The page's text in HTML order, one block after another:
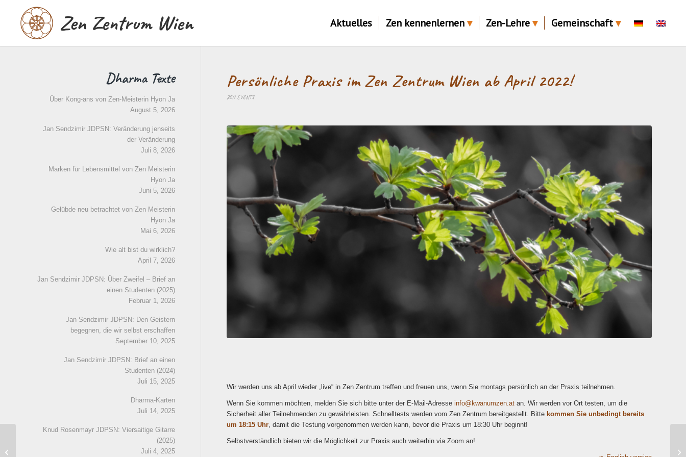
Zen Zentrum Wien Aktuelles Zen kennenlernen Zen-Lehre Gemeinschaft
Persönliche Praxis im Zen Zentrum Wien ab April 2022!
ZEN EVENTS
Wir werden uns ab April wieder „live“ in Zen Zentrum treffen und freuen uns, wenn Sie montags persönlich an der Praxis teilnehmen.
Wenn Sie kommen möchten, melden Sie sich bitte unter der E-Mail-Adresse ta.ne
zmuna
wk@of
ni
an. Wir werden vor Ort testen, um die
Sicherheit aller Teilnehmenden zu gewährleisten. Schnelltests werden vom Zen Zentrum bereitgestellt. Bitte kommen Sie unbedingt bereits
um 18:15 Uhr, damit die Testung vorgenommen werden kann, bevor die Praxis um 18:30 Uhr beginnt!
Selbstverständlich bieten wir die Möglichkeit zur Praxis auch weiterhin via Zoom an!
Dharma Texte
Über Kong-ans von Zen-Meisterin Hyon Ja
August 5, 2026
Jan Sendzimir JDPSN: Veränderung jenseits
der Veränderung
Juli 8, 2026
Marken für Lebensmittel von Zen Meisterin
Hyon Ja
Juni 5, 2026
Gelübde neu betrachtet von Zen Meisterin
Hyon Ja
Mai 6, 2026
Wie alt bist du wirklich?
April 7, 2026
Jan Sendzimir JDPSN: Über Zweifel – Brief an
einen Studenten (2025)
Februar 1, 2026
Jan Sendzimir JDPSN: Den Geistern
begegnen, die wir selbst erschaffen
September 10, 2025
Jan Sendzimir JDPSN: Brief an einen
Studenten (2024)
Juli 15, 2025
Dharma-Karten
Juli 14, 2025
Knud Rosenmayr JDPSN: Viersaitige Gitarre
(2025)
Juli 4, 2025